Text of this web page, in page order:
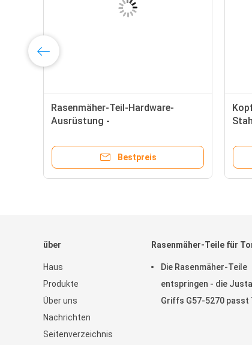
Rasenmäher-Teil-Hardware-
Ausrüstung -
G5002151 passt Jacobsen
Bestpreis
M6
über
Haus
Produkte
Über uns
Nachrichten
Seitenverzeichnis
Rasenmäher-Teile für
Die Rasenmäher-Teile
entspringen - die
Griffs G57-5270 passt